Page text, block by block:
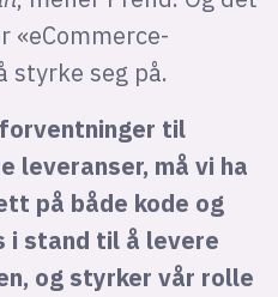
«eCommerce-
styrke seg på.
til
leveranser, må vi ha
på både kode og
i stand til å levere
og styrker vår rolle